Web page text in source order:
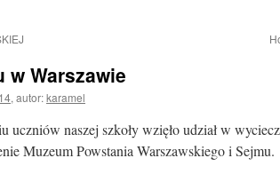
Warszawie
, autor:karamel
uczniów naszej szkoły wzięło udział w
Muzeum Powstania Warszawskiego i Sejmu.